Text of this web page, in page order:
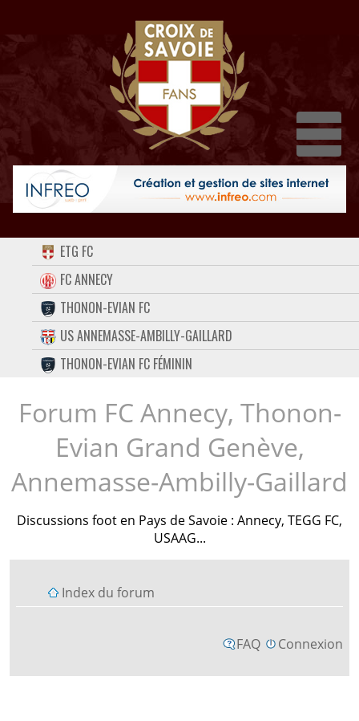
ACCUEIL
FORUM
CONTACT
FACEBOOK
TWITTER
INSTAGRAM
ETG FC
FC ANNECY
THONON-EVIAN FC
US ANNEMASSE-AMBILLY-GAILLARD
THONON-EVIAN FC FÉMININ
Forum FC Annecy, Thonon-
Evian Grand Genève,
Annemasse-Ambilly-Gaillard
Discussions foot en Pays de Savoie : Annecy, TEGG FC,
USAAG...
Index du forum
FAQ Connexion